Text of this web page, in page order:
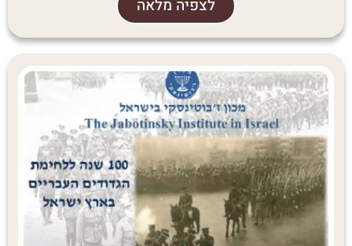
לצפיה מלאה